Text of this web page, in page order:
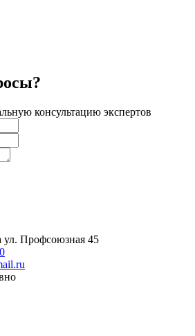
консультацию экспертов
ул. Профсоюзная 45